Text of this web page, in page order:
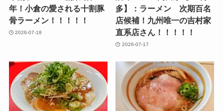
年！小倉の愛される十割豚
骨ラーメン！！！！！
2026-07-18
多】：ラーメン 次期百名
店候補！九州唯一の吉村家
直系店さん！！！！！
2026-07-17